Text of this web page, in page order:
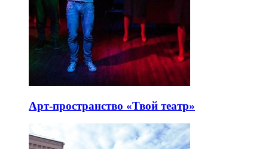
Арт-пространство «Твой театр»